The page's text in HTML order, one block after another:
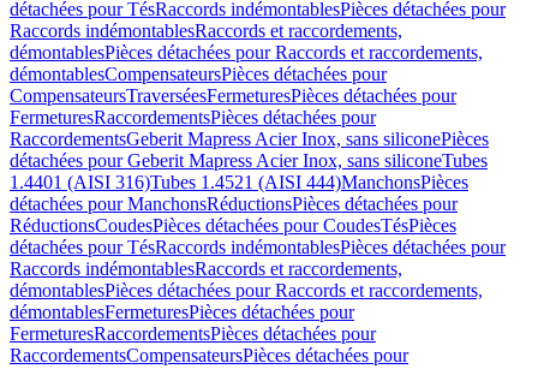
détachées pour TésRaccords indémontablesPièces détachées pour
Raccords indémontablesRaccords et raccordements,
démontablesPièces détachées pour Raccords et raccordements,
démontablesCompensateursPièces détachées pour
CompensateursTraverséesFermeturesPièces détachées pour
FermeturesRaccordementsPièces détachées pour
RaccordementsGeberit Mapress Acier Inox, sans siliconePièces
détachées pour Geberit Mapress Acier Inox, sans siliconeTubes
1.4401 (AISI 316)Tubes 1.4521 (AISI 444)ManchonsPièces
détachées pour ManchonsRéductionsPièces détachées pour
RéductionsCoudesPièces détachées pour CoudesTésPièces
détachées pour TésRaccords indémontablesPièces détachées pour
Raccords indémontablesRaccords et raccordements,
démontablesPièces détachées pour Raccords et raccordements,
démontablesFermeturesPièces détachées pour
FermeturesRaccordementsPièces détachées pour
RaccordementsCompensateursPièces détachées pour